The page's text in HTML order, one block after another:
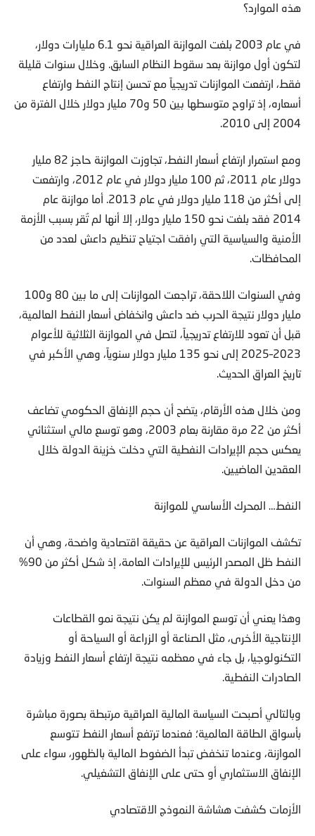
هذه الموارد؟
في عام 2003 بلغت الموازنة العراقية نحو 6.1 مليارات دولار،
لتكون أول موازنة بعد سقوط النظام السابق. وخلال سنوات قليلة
فقط، ارتفعت الموازنات تدريجياً مع تحسن إنتاج النفط وارتفاع
أسعاره، إذ تراوح متوسطها بين 50 و70 مليار دولار خلال الفترة من
2004 إلى 2010.
ومع استمرار ارتفاع أسعار النفط، تجاوزت الموازنة حاجز 82 مليار
دولار عام 2011، ثم 100 مليار دولار في عام 2012، وارتفعت
إلى أكثر من 118 مليار دولار في عام 2013. أما موازنة عام
2014 فقد بلغت نحو 150 مليار دولار، إلا أنها لم تُقر بسبب الأزمة
الأمنية والسياسية التي رافقت اجتياح تنظيم داعش لعدد من
المحافظات.
وفي السنوات اللاحقة، تراجعت الموازنات إلى ما بين 80 و100
مليار دولار نتيجة الحرب ضد داعش وانخفاض أسعار النفط العالمية،
قبل أن تعود للارتفاع تدريجياً، لتصل في الموازنة الثلاثية للأعوام
2023–2025 إلى نحو 135 مليار دولار سنوياً، وهي الأكبر في
تاريخ العراق الحديث.
ومن خلال هذه الأرقام، يتضح أن حجم الإنفاق الحكومي تضاعف
أكثر من 22 مرة مقارنة بعام 2003، وهو توسع مالي استثنائي
يعكس حجم الإيرادات النفطية التي دخلت خزينة الدولة خلال
العقدين الماضيين.
النفط… المحرك الأساسي للموازنة
تكشف الموازنات العراقية عن حقيقة اقتصادية واضحة، وهي أن
النفط ظل المصدر الرئيس للإيرادات العامة، إذ شكل أكثر من 90%
من دخل الدولة في معظم السنوات.
وهذا يعني أن توسع الموازنة لم يكن نتيجة نمو القطاعات
الإنتاجية الأخرى، مثل الصناعة أو الزراعة أو السياحة أو
التكنولوجيا، بل جاء في معظمه نتيجة ارتفاع أسعار النفط وزيادة
الصادرات النفطية.
وبالتالي أصبحت السياسة المالية العراقية مرتبطة بصورة مباشرة
بأسواق الطاقة العالمية؛ فعندما ترتفع أسعار النفط تتوسع
الموازنة، وعندما تنخفض تبدأ الضغوط المالية بالظهور، سواء على
الإنفاق الاستثماري أو حتى على الإنفاق التشغيلي.
الأزمات كشفت هشاشة النموذج الاقتصادي